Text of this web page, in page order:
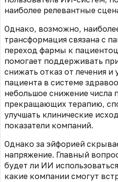
наиболее релевантные
Однако, возможно,
трансформация связана с
переход фармы к
помогает поддерживать
снижать отказ от лечения и
пациента в системе
небольшое снижение числа
прекращающих терапию,
улучшать клинические
показатели компаний.
Однако за эйфорией
напряжение. Главный
будет ли ИИ
какие компании смогут